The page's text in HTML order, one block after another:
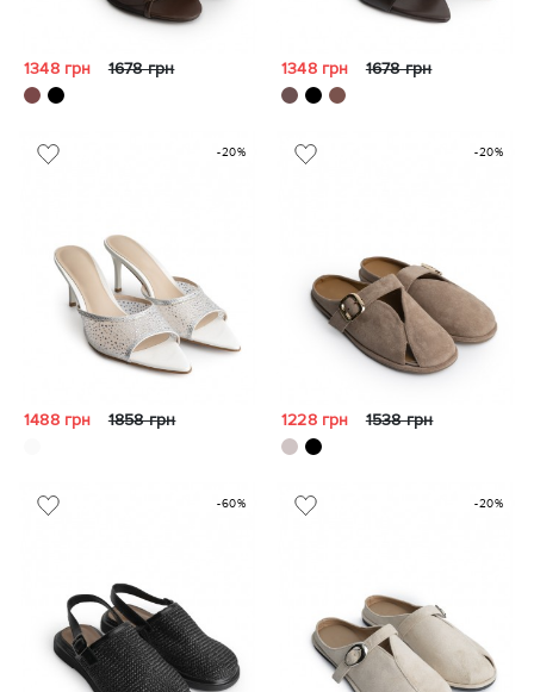
1348 грн 1678 грн 1348 грн 1678 грн
-20%
1488 грн 1858 грн
-20%
1228 грн 1538 грн
-60% -20%